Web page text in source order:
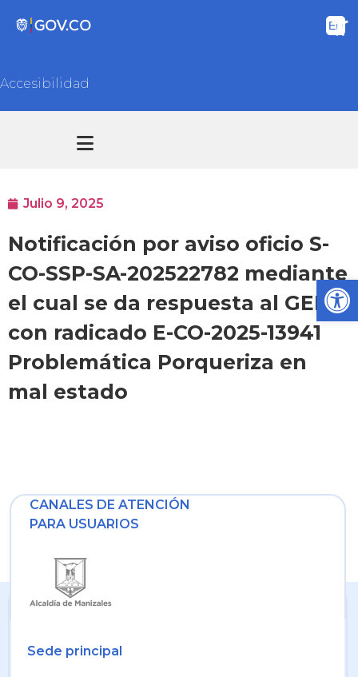
Accesibilidad
Julio 9, 2025
Notificación por aviso oficio S-
CO-SSP-SA-202522782 mediante
el cual se da respuesta al GED
con radicado E-CO-2025-13941
Problemática Porqueriza en
mal estado
CANALES DE ATENCIÓN
PARA USUARIOS
Sede principal